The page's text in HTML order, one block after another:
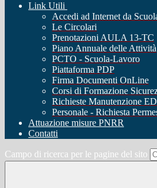
Link Utili
Accedi ad Internet da
Le Circolari
Prenotazioni AULA 13-TC
Piano Annuale delle Attività
PCTO - Scuola-Lavoro
Piattaforma PDP
Firma Documenti OnLine
Corsi di Formazione
Richieste Manutenzione
Personale - Richiesta
Attuazione misure PNRR
Contatti
Campo di ricerca per le pagine del sito